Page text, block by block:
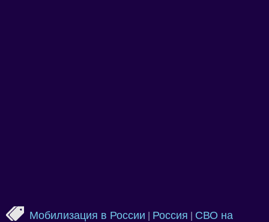
Мобилизация в России Россия
СВО на